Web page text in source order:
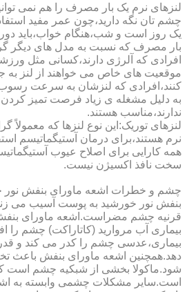
لنزهای نرم یک بار مصرف را هم نمی
چشم تان نگه دارید،چون عمر مفید
یک روز است و شب،هنگام خواب،باید دور
بار مصرف که نسبت به مدل های دیگر
افرادی که آلرژی دارند،کسانی مثل
موقعیت های خاص می خواهند از لنز به
کنند،افرادی که لنزشان به سرعت
به دلیل مشغله ی زیاد فرصت تمیز کردن
ندارند،مناسب هستند.
لنزهای توریک:این نوع لنزها که معمولاً
نرم هستند،برای درمان آستیگماتیسم
همه کارایی برای اصلاح عیوب
سخت نافذ اکسیژن نیست.
چشم و خطرات اشعه ماورای بنفش نور
بنفش نور خورشید به پوست آسیب می
بیماری آب مروارید (کاتاراکت) چشم را
بیماری،عدسی چشم را کدر می کند و
دهد.همچنین اشعه ماورای بنفش باعث
شود.ماکولا بخشی از شبکیه چشم است
است.سایر مشکلات چشمی وابسته به